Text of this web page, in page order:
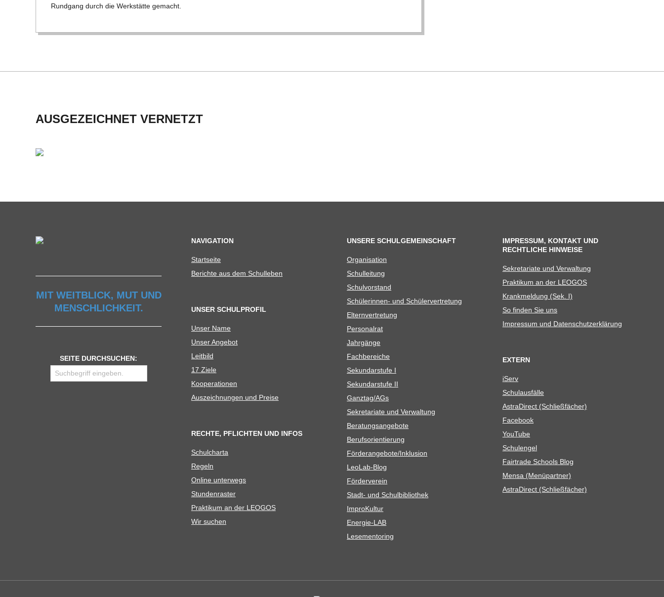
ERund­gang durch die Werk­stätte gemacht.
AUSGEZEICHNET VERNETZT
MIT WEITBLICK, MUT UND
MENSCHLICHKEIT.
SEITE DURCHSUCHEN:
NAVIGATION
Start­seite
Berichte aus dem Schulleben
UNSER SCHULPROFIL
Unser Name
Unser Ange­bot
Leit­bild
17 Ziele
Koope­ra­tio­nen
Aus­zeich­nun­gen und Preise
RECHTE, PFLICHTEN UND INFOS
Schul­charta
Regeln
Online unter­wegs
Stun­den­ras­ter
Prak­ti­kum an der LEOGOS
Wir suchen
UNSERE SCHULGEMEINSCHAFT
Orga­ni­sa­tion
Schul­lei­tung
Schul­vor­stand
Schü­le­rin­nen- und Schülervertretung
Eltern­ver­tre­tung
Per­so­nal­rat
Jahr­gänge
Fach­be­rei­che
Sekun­dar­stufe I
Sekun­dar­stufe II
Ganztag/​​AGs
Sekre­ta­riate und Verwaltung
Bera­tungs­an­ge­bote
Berufs­ori­en­tie­rung
Förderangebote/​​Inklusion
Leo­Lab-Blog
För­der­ver­ein
Stadt- und Schulbibliothek
Impro­Kul­tur
Ener­­gie-LAB
Lese­men­to­ring
IMPRESSUM, KONTAKT UND
RECHTLICHE HINWEISE
Sekre­ta­riate und Verwaltung
Prak­ti­kum an der LEOGOS
Krank­mel­dung (Sek. I)
So fin­den Sie uns
Impres­sum und Datenschutzerklärung
EXTERN
iServ
Schul­aus­fälle
Astra­Di­rect (Schließ­fä­cher)
Face­book
You­Tube
Schul­en­gel
Fair­trade Schools Blog
Mensa (Menü­part­ner)
Astra­Di­rect (Schließ­fä­cher)